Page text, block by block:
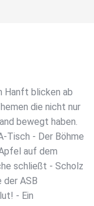
Hanft blicken ab
die nicht nur
bewegt haben.
Tisch - Der Böhme
auf dem
schließt - Scholz
der ASB
- Ein